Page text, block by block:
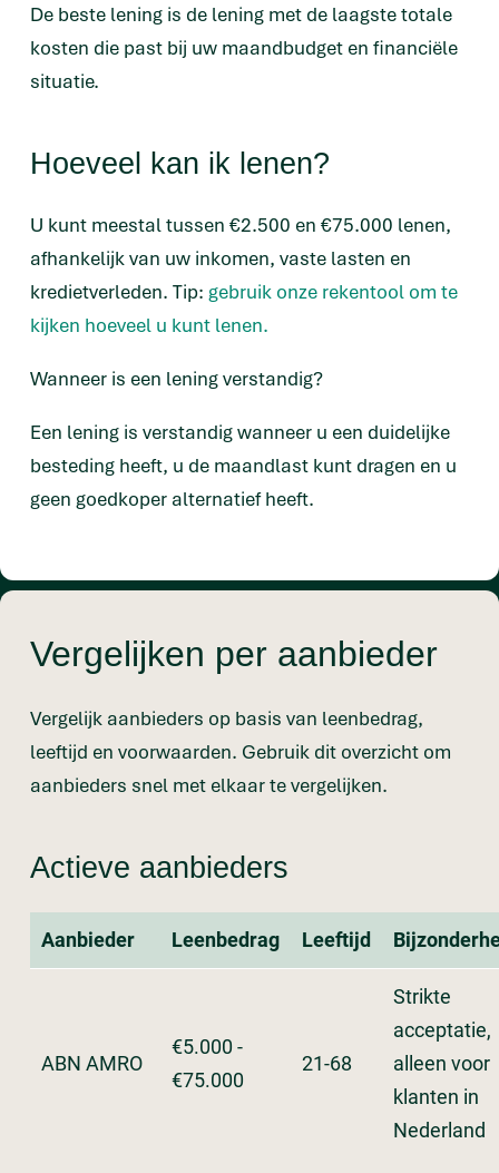
De beste lening is de lening met de laagste totale
kosten die past bij uw maandbudget en financiële
situatie.
Hoeveel kan ik lenen?
U kunt meestal tussen €2.500 en €75.000 lenen,
afhankelijk van uw inkomen, vaste lasten en
kredietverleden. Tip: gebruik onze rekentool om te
kijken hoeveel u kunt lenen.
Wanneer is een lening verstandig?
Een lening is verstandig wanneer u een duidelijke
besteding heeft, u de maandlast kunt dragen en u
geen goedkoper alternatief heeft.
Vergelijken per aanbieder
Vergelijk aanbieders op basis van leenbedrag,
leeftijd en voorwaarden. Gebruik dit overzicht om
aanbieders snel met elkaar te vergelijken.
Actieve aanbieders
Aanbieder Leenbedrag Leeftijd
ABN AMRO
€5.000 -
€75.000
21-68
Strikte
acceptatie,
alleen voor
klanten in
Nederland